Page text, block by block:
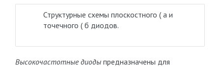
Структурные схемы плоскостного ( а и
точечного ( б диодов.
Высокочастотные диодыпредназначены для